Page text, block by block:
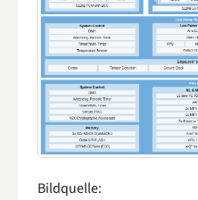
Bildquelle: